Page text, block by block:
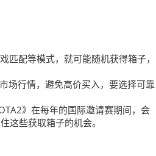
匹配等模式，就可能随机获得箱子，
场行情，避免高价买入，要选择可靠
》在每年的国际邀请赛期间，会
这些获取箱子的机会。